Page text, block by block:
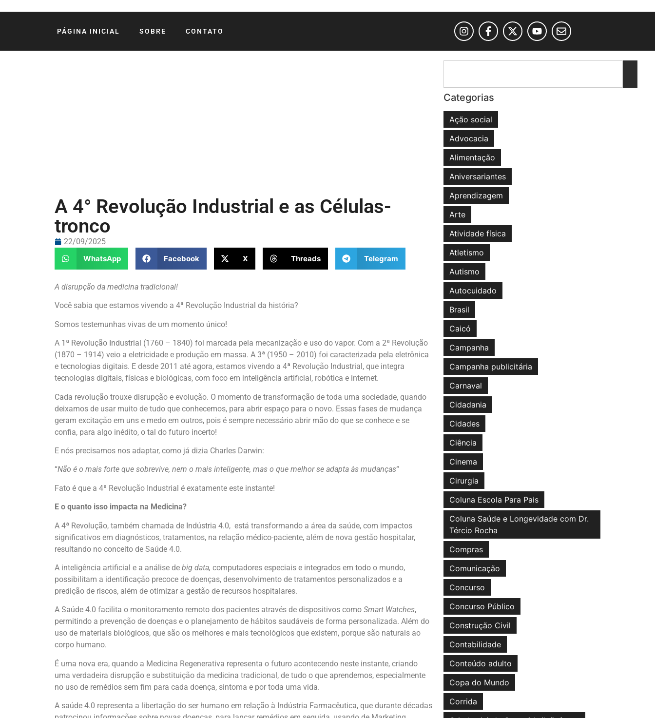
PÁGINA INICIAL SOBRE CONTATO
A 4° Revolução Industrial e as Células-
tronco
22/09/2025
WhatsApp
Facebook X Threads Telegram
A disrupção da medicina tradicional!
Você sabia que estamos vivendo a 4ª Revolução Industrial da história?
Somos testemunhas vivas de um momento único!
A 1ª Revolução Industrial (1760 – 1840) foi marcada pela mecanização e uso do vapor. Com a 2ª Revolução
(1870 – 1914) veio a eletricidade e produção em massa. A 3ª (1950 – 2010) foi caracterizada pela eletrônica
e tecnologias digitais. E desde 2011 até agora, estamos vivendo a 4ª Revolução Industrial, que integra
tecnologias digitais, físicas e biológicas, com foco em inteligência artificial, robótica e internet.
Cada revolução trouxe disrupção e evolução. O momento de transformação de toda uma sociedade, quando
deixamos de usar muito de tudo que conhecemos, para abrir espaço para o novo. Essas fases de mudança
geram excitação em uns e medo em outros, pois é sempre necessário abrir mão do que se conhece e se
confia, para algo inédito, o tal do futuro incerto!
E nós precisamos nos adaptar, como já dizia Charles Darwin:
“Não é o mais forte que sobrevive, nem o mais inteligente, mas o que melhor se adapta às mudanças“
Fato é que a 4ª Revolução Industrial é exatamente este instante!
E o quanto isso impacta na Medicina?
A 4ª Revolução, também chamada de Indústria 4.0, está transformando a área da saúde, com impactos
significativos em diagnósticos, tratamentos, na relação médico-paciente, além de nova gestão hospitalar,
resultando no conceito de Saúde 4.0.
A inteligência artificial e a análise de big data, computadores especiais e integrados em todo o mundo,
possibilitam a identificação precoce de doenças, desenvolvimento de tratamentos personalizados e a
predição de riscos, além de otimizar a gestão de recursos hospitalares.
A Saúde 4.0 facilita o monitoramento remoto dos pacientes através de dispositivos como Smart Watches,
permitindo a prevenção de doenças e o planejamento de hábitos saudáveis de forma personalizada. Além do
uso de materiais biológicos, que são os melhores e mais tecnológicos que existem, porque são naturais ao
corpo humano.
É uma nova era, quando a Medicina Regenerativa representa o futuro acontecendo neste instante, criando
uma verdadeira disrupção e substituição da medicina tradicional, de tudo o que aprendemos, especialmente
no uso de remédios sem fim para cada doença, sintoma e por toda uma vida.
A saúde 4.0 representa a libertação do ser humano em relação à Indústria Farmacêutica, que durante décadas
Categorias
Ação social
Advocacia
Alimentação
Aniversariantes
Aprendizagem
Arte
Atividade física
Atletismo
Autismo
Autocuidado
Brasil
Caicó
Campanha
Campanha publicitária
Carnaval
Cidadania
Cidades
Ciência
Cinema
Cirurgia
Coluna Escola Para Pais
Coluna Saúde e Longevidade com Dr.
Tércio Rocha
Compras
Comunicação
Concurso
Concurso Público
Construção Civil
Contabilidade
Conteúdo adulto
Copa do Mundo
Corrida